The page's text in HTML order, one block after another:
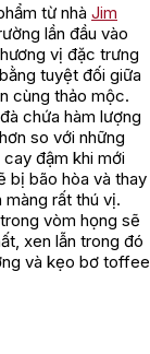
từ nhà Jim
lần đầu vào
vị đặc trưng
tuyệt đối giữa
cùng thảo mộc.
chứa hàm lượng
so với những
đậm khi mới
bị bão hòa và thay
màng rất thú vị.
vòm họng sẽ
xen lẫn trong đó
và kẹo bơ toffee